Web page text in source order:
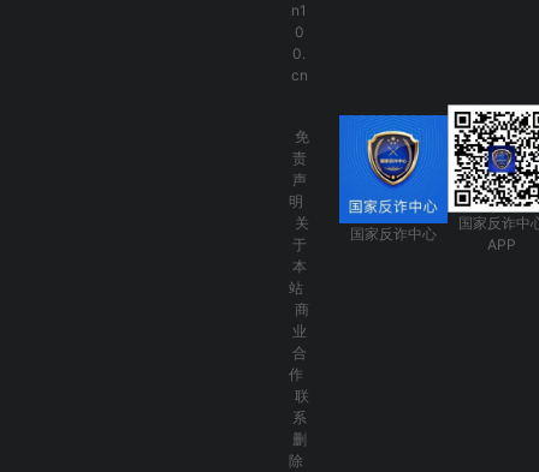
n1
0
0.
cn
免
责
声
明
关
于
本
站
商
业
合
作
联
系
删
除
国家反诈中心
国家反诈中
APP